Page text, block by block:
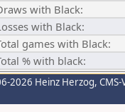
with Black:
with Black:
games with Black:
% with black:
2026 Heinz Herzog,